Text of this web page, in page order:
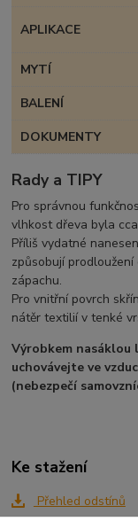
APLIKACE
MYTÍ
BALENÍ
DOKUMENTY
Rady a TIPY
Pro správnou
vlhkost dřeva byla
Příliš vydatné
způsobují
zápachu.
Pro vnitřní povrch
nátěr textilií v tenké
Výrobkem
uchovávejte ve
(nebezpečí
Ke stažení
Přehled odstínů